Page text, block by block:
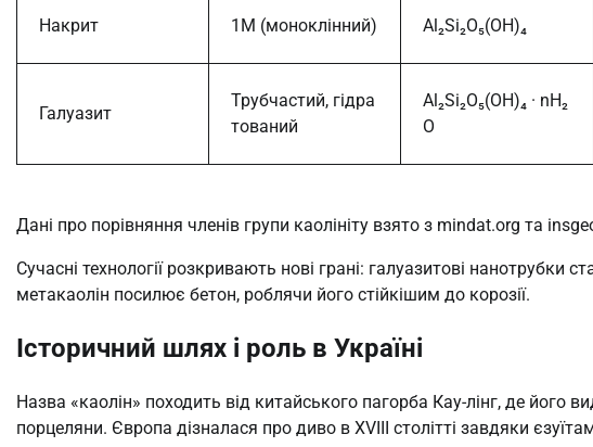
Накрит 1M (моноклінний) Al₂Si₂O₅(OH)₄
Галуазит
Трубчастий, гідра
тований
Al₂Si₂O₅(OH)₄ · nH₂
O
Дані про порівняння членів групи каолініту взято з mindat.org та
Сучасні технології розкривають нові грані: галуазитові нанотрубки
метакаолін посилює бетон, роблячи його стійкішим до корозії.
Історичний шлях і роль в Україні
Назва «каолін» походить від китайського пагорба Кау-лінг, де його
порцеляни. Європа дізналася про диво в XVIII столітті завдяки